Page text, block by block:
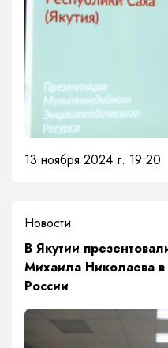
13 ноября 2024 г. 19:20
Новости
В Якутии
Михаила Николаева
России